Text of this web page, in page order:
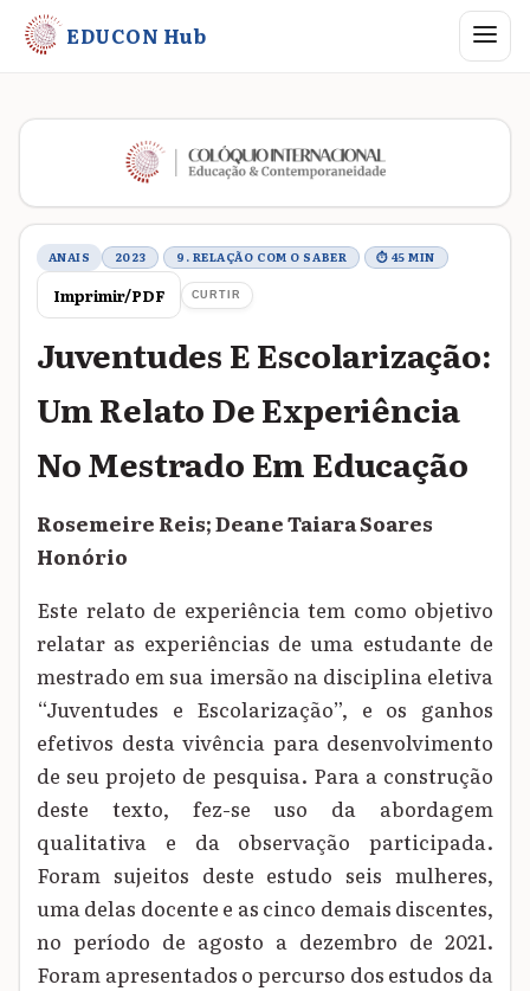
EDUCON Hub Abrir
Metadados do trabalho
ANAIS 2023 9. RELAÇÃO COM O SABER ⏱ 45 MIN
Imprimir/PDF CURTIR
Juventudes E Escolarização:
Um Relato De Experiência
No Mestrado Em Educação
Rosemeire Reis; Deane Taiara Soares
Honório
Este relato de experiência tem como objetivo
relatar as experiências de uma estudante de
mestrado em sua imersão na disciplina eletiva
“Juventudes e Escolarização”, e os ganhos
efetivos desta vivência para desenvolvimento
de seu projeto de pesquisa. Para a construção
deste texto, fez-se uso da abordagem
qualitativa e da observação participada.
Foram sujeitos deste estudo seis mulheres,
uma delas docente e as cinco demais discentes,
no período de agosto a dezembro de 2021.
Foram apresentados o percurso dos estudos da